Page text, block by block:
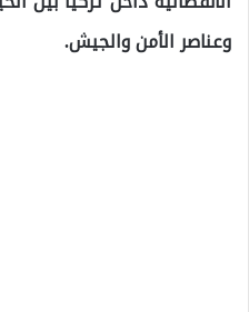
وعناصر الأمن والجيش.